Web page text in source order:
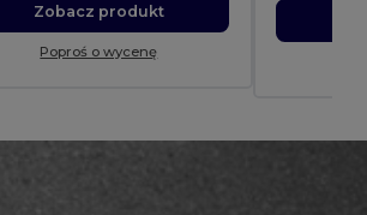
Zobacz produkt
Poproś o wycenę